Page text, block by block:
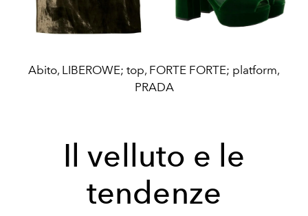
Abito, LIBEROWE; top, FORTE FORTE; platform,
PRADA
Il velluto e le
tendenze